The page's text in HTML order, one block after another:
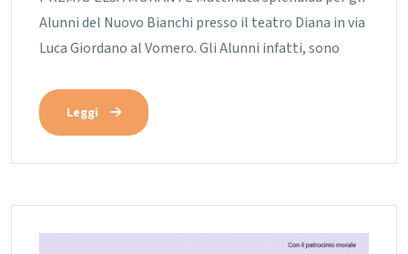
Alunni del Nuovo Bianchi presso il teatro Diana in via
Luca Giordano al Vomero. Gli Alunni infatti, sono
Leggi